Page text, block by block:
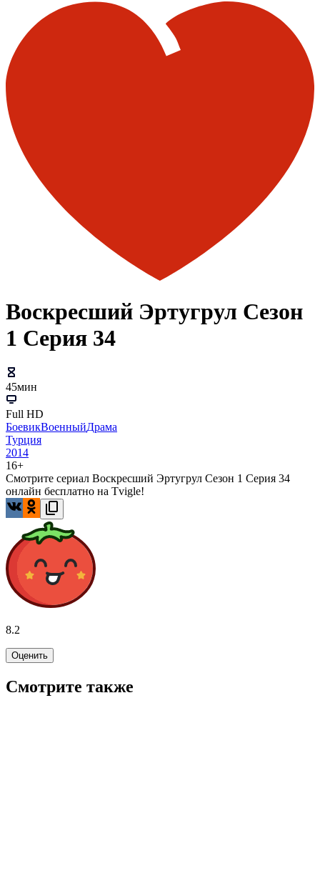
Воскресший Эртугрул Сезон
1 Серия 34
45мин
Full HD
БоевикВоенныйДрама
Турция
2014
16+
Смотрите сериал Воскресший Эртугрул Сезон 1 Серия 34
онлайн бесплатно на Tvigle!
8.2
Оценить
Смотрите также